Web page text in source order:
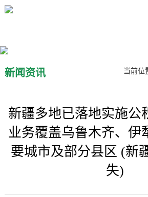
新闻资讯 当前位
新疆多地已落地实施公
业务覆盖乌鲁木齐、伊
要城市及部分县区 (新
失)